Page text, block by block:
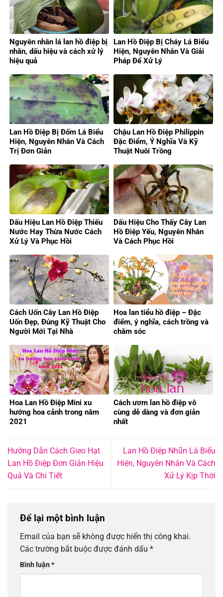
Nguyên nhân lá lan hồ điệp bị
nhăn, dấu hiệu và cách xử lý
hiệu quả
Lan Hồ Điệp Bị Cháy Lá Biểu
Hiện, Nguyên Nhân Và Giải
Pháp Để Xử Lý
Lan Hồ Điệp Bị Đốm Lá Biểu
Hiện, Nguyên Nhân Và Cách
Trị Đơn Giản
Chậu Lan Hồ Điệp Philippin
Đặc Điểm, Ý Nghĩa Và Kỹ
Thuật Nuôi Trồng
Dấu Hiệu Lan Hồ Điệp Thiếu
Nước Hay Thừa Nước Cách
Xử Lý Và Phục Hồi
Dấu Hiệu Cho Thấy Cây Lan
Hồ Điệp Yếu, Nguyên Nhân
Và Cách Phục Hồi
Cách Uốn Cây Lan Hồ Điệp
Uốn Đẹp, Đúng Kỹ Thuật Cho
Người Mới Tại Nhà
Hoa lan tiểu hồ điệp – Đặc
điểm, ý nghĩa, cách trồng và
chăm sóc
Hoa Lan Hồ Điệp Mini xu
hướng hoa cảnh trong năm
2021
Cách ươm lan hồ điệp vô
cùng dễ dàng và đơn giản
nhất
Hướng Dẫn Cách Gieo Hạt
Lan Hồ Điệp Đơn Giản Hiệu
Quả Và Chi Tiết
Lan Hồ Điệp Nhũn Lá Biểu
Hiện, Nguyên Nhân Và Cách
Xử Lý Kịp Thời
Để lại một bình luận
Email của bạn sẽ không được hiển thị công khai.
Các trường bắt buộc được đánh dấu *
Bình luận*